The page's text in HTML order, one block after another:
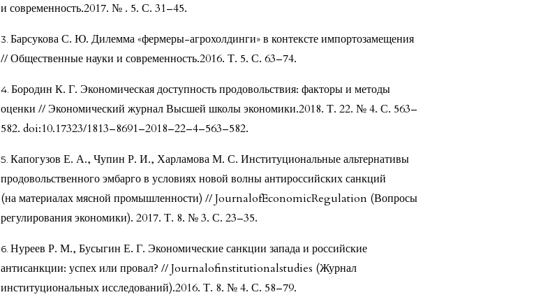
и современность.2017. № . 5. С. 31–45.
Барсукова С. Ю. Дилемма «фермеры-агрохолдинги» в контексте импортозамещения
// Общественные науки и современность.2016. Т. 5. С. 63–74.
Бородин К. Г. Экономическая доступность продовольствия: факторы и методы
оценки // Экономический журнал Высшей школы экономики.2018. Т. 22. № 4. С. 563–
582. doi:10.17323/1813–8691–2018–22–4–563–582.
Капогузов Е. А., Чупин Р. И., Харламова М. С. Институциональные альтернативы
продовольственного эмбарго в условиях новой волны антироссийских санкций
(на материалах мясной промышленности) // JournalofEconomicRegulation (Вопросы
регулирования экономики). 2017. Т. 8. № 3. С. 23–35.
Нуреев Р. М., Бусыгин Е. Г. Экономические санкции запада и российские
антисанкции: успех или провал? // Journalofinstitutionalstudies (Журнал
институциональных исследований).2016. Т. 8. № 4. С. 58–79.